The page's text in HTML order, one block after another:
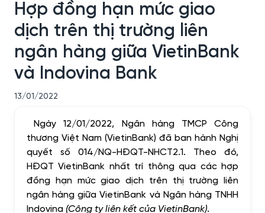
Hợp đồng hạn mức giao
dịch trên thị trường liên
ngân hàng giữa VietinBank
và Indovina Bank
13/01/2022
Ngày 12/01/2022, Ngân hàng TMCP Công
thương Việt Nam (VietinBank) đã ban hành Nghị
quyết số 014/NQ-HĐQT-NHCT2.1. Theo đó,
HĐQT VietinBank nhất trí thông qua các hợp
đồng hạn mức giao dịch trên thị trường liên
ngân hàng giữa VietinBank và Ngân hàng TNHH
Indovina (Công ty liên kết của VietinBank).